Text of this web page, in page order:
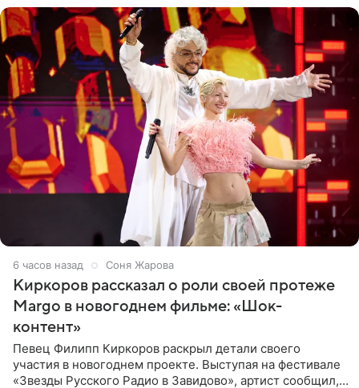
6 часов назад Соня Жарова
Киркоров рассказал о роли своей протеже
Margo в новогоднем фильме: «Шок-
контент»
Певец Филипп Киркоров раскрыл детали своего
участия в новогоднем проекте. Выступая на фестивале
«Звезды Русского Радио в Завидово», артист сообщил,